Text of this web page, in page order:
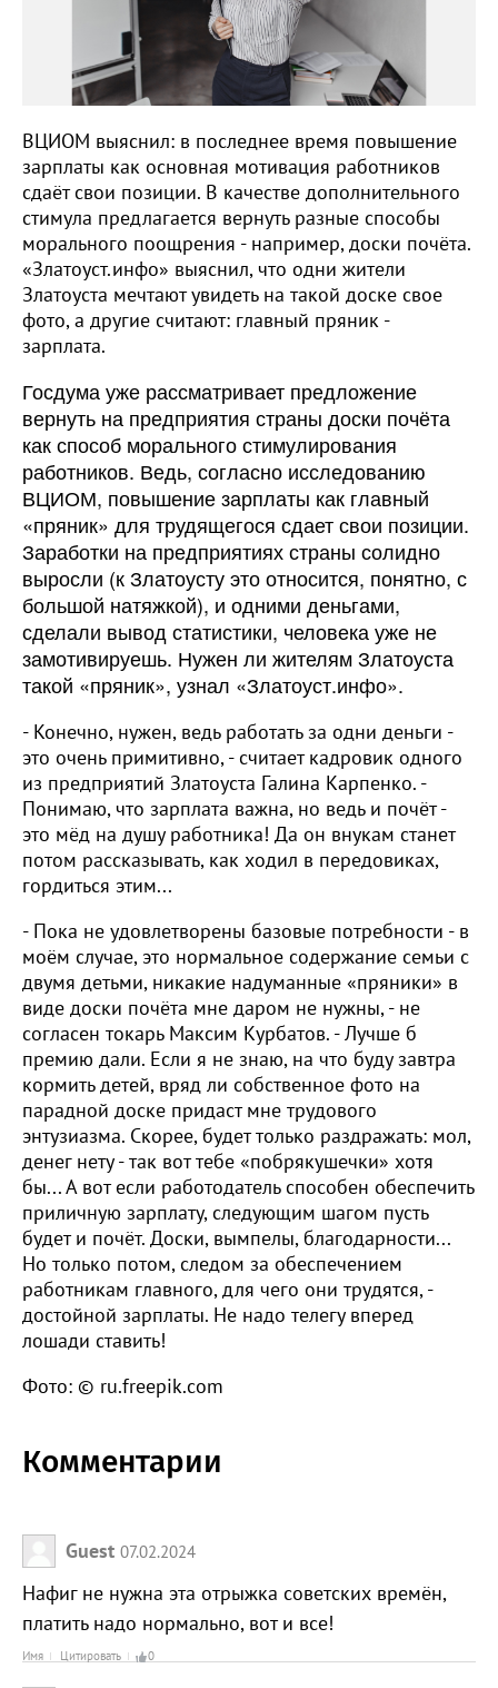
ВЦИОМ выяснил: в последнее время повышение
зарплаты как основная мотивация работников
сдаёт свои позиции. В качестве дополнительного
стимула предлагается вернуть разные способы
морального поощрения - например, доски почёта.
«Златоуст.инфо» выяснил, что одни жители
Златоуста мечтают увидеть на такой доске свое
фото, а другие считают: главный пряник -
зарплата.
Госдума уже рассматривает предложение
вернуть на предприятия страны доски почёта
как способ морального стимулирования
работников. Ведь, согласно исследованию
ВЦИОМ, повышение зарплаты как главный
«пряник» для трудящегося сдает свои позиции.
Заработки на предприятиях страны солидно
выросли (к Златоусту это относится, понятно, с
большой натяжкой), и одними деньгами,
сделали вывод статистики, человека уже не
замотивируешь. Нужен ли жителям Златоуста
такой «пряник», узнал «Златоуст.инфо».
- Конечно, нужен, ведь работать за одни деньги -
это очень примитивно, - считает кадровик одного
из предприятий Златоуста Галина Карпенко. -
Понимаю, что зарплата важна, но ведь и почёт -
это мёд на душу работника! Да он внукам станет
потом рассказывать, как ходил в передовиках,
гордиться этим...
- Пока не удовлетворены базовые потребности - в
моём случае, это нормальное содержание семьи с
двумя детьми, никакие надуманные «пряники» в
виде доски почёта мне даром не нужны, - не
согласен токарь Максим Курбатов. - Лучше б
премию дали. Если я не знаю, на что буду завтра
кормить детей, вряд ли собственное фото на
парадной доске придаст мне трудового
энтузиазма. Скорее, будет только раздражать: мол,
денег нету - так вот тебе «побрякушечки» хотя
бы... А вот если работодатель способен обеспечить
приличную зарплату, следующим шагом пусть
будет и почёт. Доски, вымпелы, благодарности...
Но только потом, следом за обеспечением
работникам главного, для чего они трудятся, -
достойной зарплаты. Не надо телегу вперед
лошади ставить!
Фото: © ru.freepik.com
Комментарии
Guest 07.02.2024
Нафиг не нужна эта отрыжка советских времён,
платить надо нормально, вот и все!
Имя Цитировать 0